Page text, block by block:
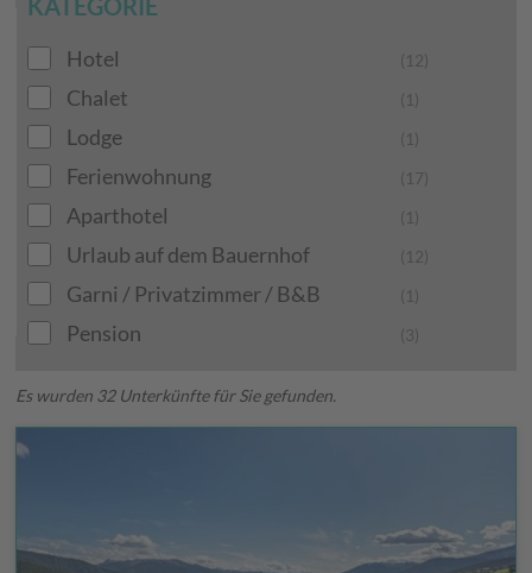
KATEGORIE
Hotel (12)
Chalet (1)
Lodge (1)
Ferienwohnung (17)
Aparthotel (1)
Urlaub auf dem Bauernhof (12)
Garni / Privatzimmer / B&B (1)
Pension (3)
Es wurden 32 Unterkünfte für Sie gefunden.